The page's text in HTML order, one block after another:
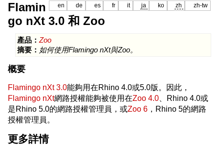
en de es fr it ja ko zh zh-tw
Flamin
go nXt 3.0 和 Zoo
產品： Zoo
摘要： 如何使用Flamingo nXt與Zoo。
概要
Flamingo nXt 3.0能夠用在Rhino 4.0或5.0版。因此，
Flamingo nXt網路授權能夠被使用在Zoo 4.0 、Rhino 4.0或
是Rhino 5.0的網路授權管理員，或Zoo 6 ，Rhino 5的網路
授權管理員。
更多詳情